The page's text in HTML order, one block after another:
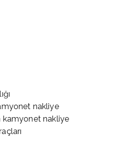
nakliye
kamyonet nakliye